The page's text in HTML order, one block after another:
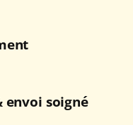
envoi soigné